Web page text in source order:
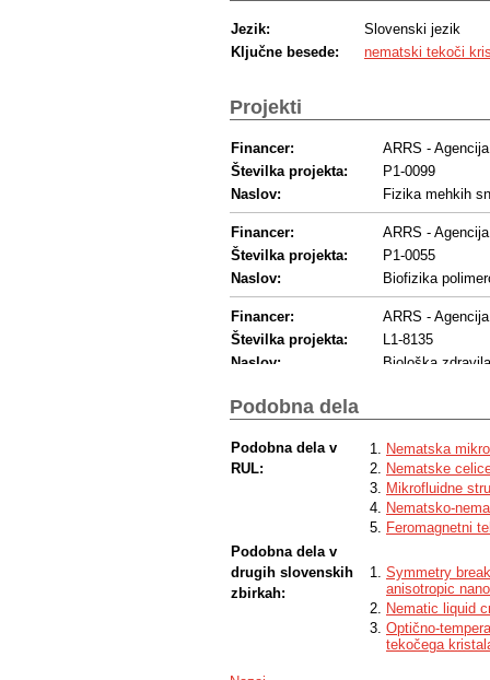
Jezik:
Slovenski jezik
Ključne besede:
nematski tekoči
Projekti
Financer:
ARRS -
Številka projekta:
P1-0099
Naslov:
Fizika mehkih
Financer:
ARRS -
Številka projekta:
P1-0055
Naslov:
Biofizika
Financer:
ARRS -
Številka projekta:
L1-8135
Naslov:
Biološka
Financer:
Številka projekta:
J1-9149
Naslov:
Orientacijske
stabilizacija
ARRS -
N1-0124
Naslov:
Financer:
Drugi - Drug
Program financ.:
COST
CA17139
Podobna dela
Podobna dela v
RUL:
Nematska
Nematske
Mikrofluidne
Nematsko-
Feromagnetni
Podobna dela v
drugih slovenskih
zbirkah:
Symmetry
anisotropic
Nematic liquid
Optično-
tekočega